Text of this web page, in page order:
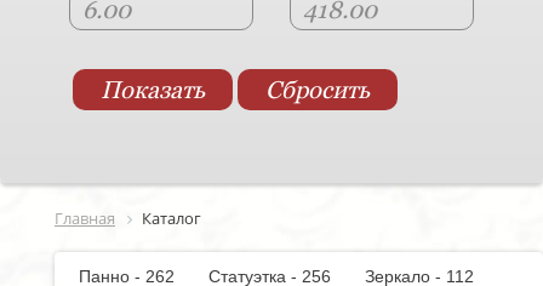
Главная Каталог
Панно - 262 Статуэтка - 256
Зеркало - 112